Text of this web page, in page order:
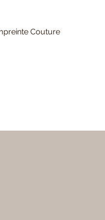
Couture